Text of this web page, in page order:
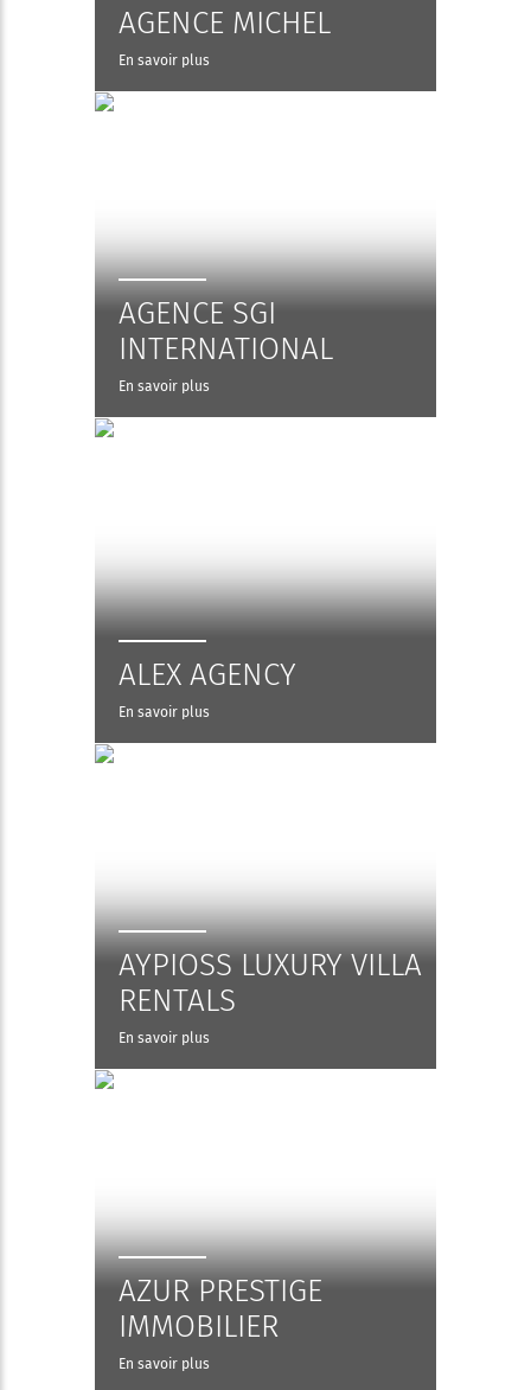
AGENCE MICHEL
En savoir plus
AGENCE SGI
INTERNATIONAL
En savoir plus
ALEX AGENCY
En savoir plus
AYPIOSS LUXURY VILLA
RENTALS
En savoir plus
AZUR PRESTIGE
IMMOBILIER
En savoir plus